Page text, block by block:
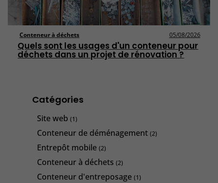
Catégories
Site web (1)
Conteneur de déménagement (2)
Entrepôt mobile (2)
Conteneur à déchets (2)
Conteneur d'entreposage (1)
Conteneur à déchets 05/08/2026
Quels sont les usages d'un conteneur pour
déchets dans un projet de rénovation ?